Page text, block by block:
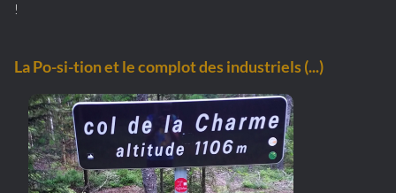
!
La Po-si-tion et le complot des industriels (...)